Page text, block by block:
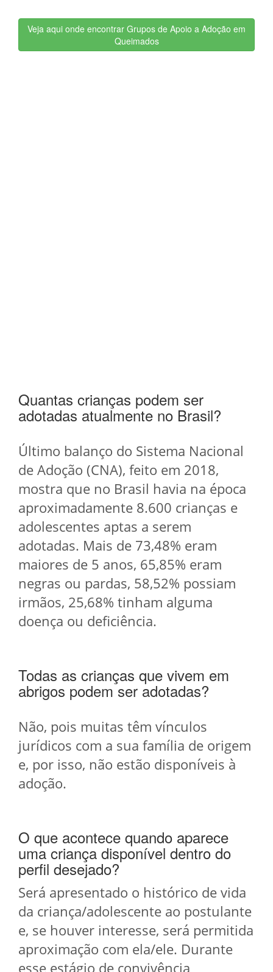
Veja aqui onde encontrar Grupos de Apoio a Adoção em
Queimados
Quantas crianças podem ser
adotadas atualmente no Brasil?
Último balanço do Sistema Nacional
de Adoção (CNA), feito em 2018,
mostra que no Brasil havia na época
aproximadamente 8.600 crianças e
adolescentes aptas a serem
adotadas. Mais de 73,48% eram
maiores de 5 anos, 65,85% eram
negras ou pardas, 58,52% possiam
irmãos, 25,68% tinham alguma
doença ou deficiência.
Todas as crianças que vivem em
abrigos podem ser adotadas?
Não, pois muitas têm vínculos
jurídicos com a sua família de origem
e, por isso, não estão disponíveis à
adoção.
O que acontece quando aparece
uma criança disponível dentro do
perfil desejado?
Será apresentado o histórico de vida
da criança/adolescente ao postulante
e, se houver interesse, será permitida
aproximação com ela/ele. Durante
esse estágio de convivência